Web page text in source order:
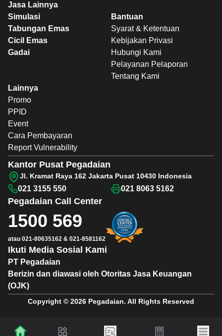
Jasa Lainnya
Simulasi
Tabungan Emas
Cicil Emas
Gadai
Bantuan
Syarat & Ketentuan
Kebijakan Privasi
Hubungi Kami
Pelayanan Pelaporan
Tentang Kami
Lainnya
Promo
PPID
Event
Cara Pembayaran
Report Vulnerability
PT Pegadaian
Berizin dan diawasi oleh Otoritas Jasa Keuangan
(OJK)
Ikuti Media Sosial Kami
Pegadaian Call Center
1500 569
atau 021-80635162 & 021-8581162
Kantor Pusat Pegadaian
Jl. Kramat Raya 162 Jakarta Pusat 10430 Indonesia
021 3155 550 021 8063 5162
Copyright © 2026 Pegadaian. All Rights Reserved